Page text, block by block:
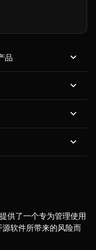
品
供了一个专为管理使用
软件所带来的风险而